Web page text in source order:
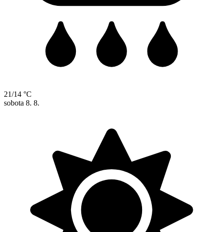
21/14 °C
sobota 8. 8.